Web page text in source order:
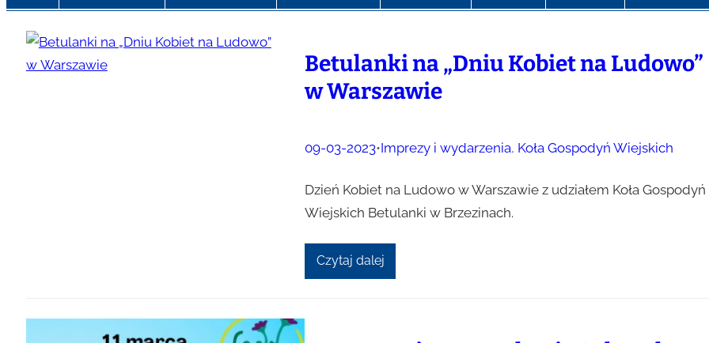
Betulanki na „Dniu Kobiet na Ludowo”
w Warszawie
09-03-2023•Imprezy i wydarzenia, Koła Gospodyń Wiejskich
Dzień Kobiet na Ludowo w Warszawie z udziałem Koła Gospodyń
Wiejskich Betulanki w Brzezinach.
Czytaj dalej